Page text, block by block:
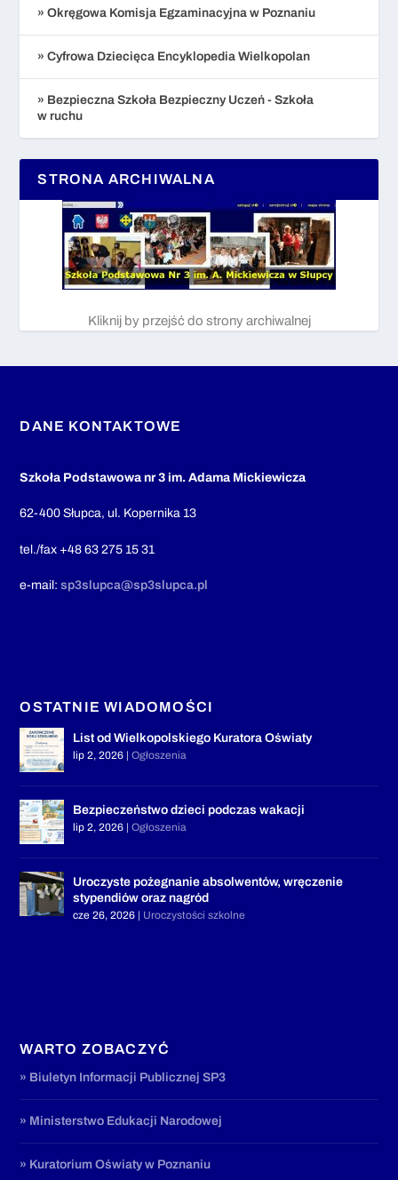
» Okręgowa Komisja Egzaminacyjna w Poznaniu
» Cyfrowa Dziecięca Encyklopedia Wielkopolan
» Bezpieczna Szkoła Bezpieczny Uczeń - Szkoła
w ruchu
STRONA ARCHIWALNA
Kliknij by przejść do strony archiwalnej
DANE KONTAKTOWE
Szkoła Podstawowa nr 3 im. Adama Mickiewicza
62-400 Słupca, ul. Kopernika 13
tel./fax +48 63 275 15 31
e-mail:sp3slupca@sp3slupca.pl
OSTATNIE WIADOMOŚCI
List od Wielkopolskiego Kuratora Oświaty
lip 2, 2026 |Ogłoszenia
Bezpieczeństwo dzieci podczas wakacji
lip 2, 2026 |Ogłoszenia
Uroczyste pożegnanie absolwentów, wręczenie
stypendiów oraz nagród
cze 26, 2026 | Uroczystości szkolne
WARTO ZOBACZYĆ
» Biuletyn Informacji Publicznej SP3
» Ministerstwo Edukacji Narodowej
» Kuratorium Oświaty w Poznaniu